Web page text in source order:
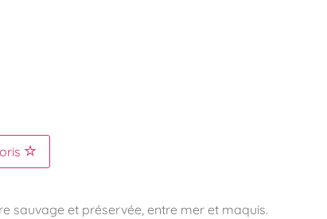
sauvage et préservée, entre mer et maquis.